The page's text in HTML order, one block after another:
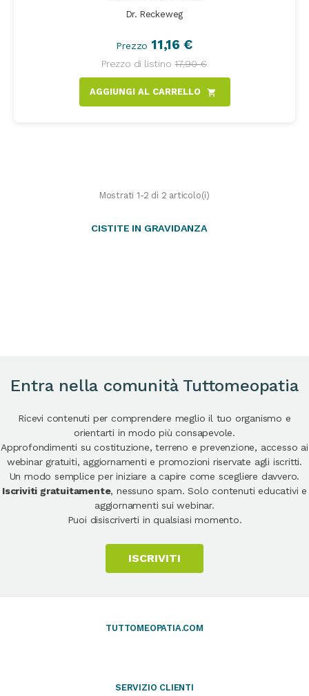
Dr. Reckeweg
Prezzo 11,16 €
Prezzo di listino 17,90 €
AGGIUNGI AL CARRELLO shopping_cart
Mostrati 1-2 di 2 articolo(i)
CISTITE IN GRAVIDANZA
Entra nella comunità Tuttomeopatia
Ricevi contenuti per comprendere meglio il tuo organismo e
orientarti in modo più consapevole.
Approfondimenti su costituzione, terreno e prevenzione, accesso ai
webinar gratuiti, aggiornamenti e promozioni riservate agli iscritti.
Un modo semplice per iniziare a capire come scegliere davvero.
Iscriviti gratuitamente, nessuno spam. Solo contenuti educativi e
aggiornamenti sui webinar.
Puoi disiscriverti in qualsiasi momento.
ISCRIVITI
TUTTOMEOPATIA.COM
SERVIZIO CLIENTI